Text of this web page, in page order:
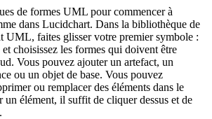
de formes UML pour commencer à
dans Lucidchart. Dans la bibliothèque de
UML, faites glisser votre premier symbole :
choisissez les formes qui doivent être
Vous pouvez ajouter un artefact, un
ou un objet de base. Vous pouvez
ou remplacer des éléments dans le
élément, il suffit de cliquer dessus et de